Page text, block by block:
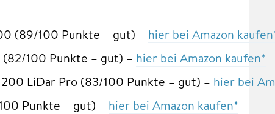
(89/100 Punkte – gut) – hier bei Amazon
100 Punkte – gut) – hier bei Amazon kaufen*
LiDar Pro (83/100 Punkte – gut) – hier bei
Punkte – gut) – hier bei Amazon kaufen*